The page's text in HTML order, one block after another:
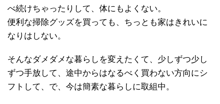
べ続けちゃったりして、体にもよくない。
便利な掃除グッズを買っても、ちっとも家はきれいに
なりはしない。
そんなダメダメな暮らしを変えたくて、少しずつ少し
ずつ手放して、途中からはなるべく買わない方向にシ
フトして、で、今は簡素な暮らしに取組中。